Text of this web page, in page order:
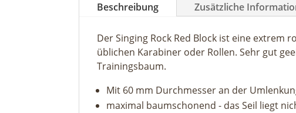
Beschreibung Zusätzliche
Der Singing Rock Red Block ist eine extrem
üblichen Karabiner oder Rollen. Sehr gut
Trainingsbaum.
Mit 60 mm Durchmesser an der
maximal baumschonend - das Seil liegt